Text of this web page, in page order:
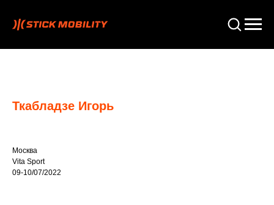
Ткабладзе Игорь
Москва
Vita Sport
09-10/07/2022